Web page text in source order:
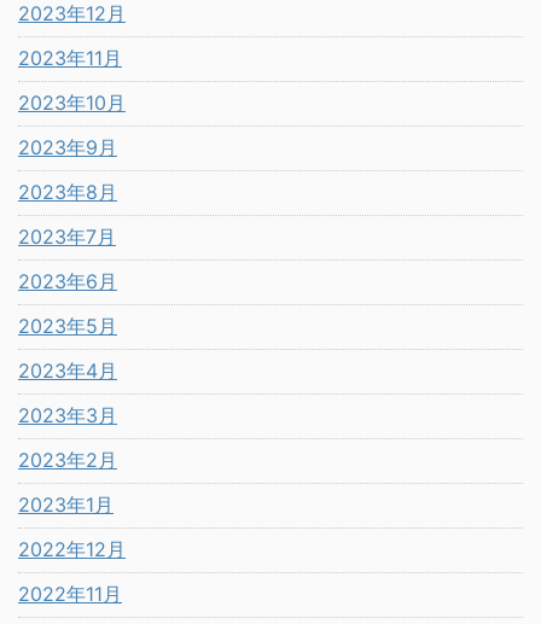
2023年12月
2023年11月
2023年10月
2023年9月
2023年8月
2023年7月
2023年6月
2023年5月
2023年4月
2023年3月
2023年2月
2023年1月
2022年12月
2022年11月